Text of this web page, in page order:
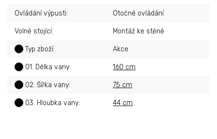
Ovládání výpusti: Otočné ovládání
Volně stojící: Montáž ke stěně
Typ zboží: Akce
01. Délka vany: 160 cm
02. Šířka vany: 75 cm
03. Hloubka vany: 44 cm